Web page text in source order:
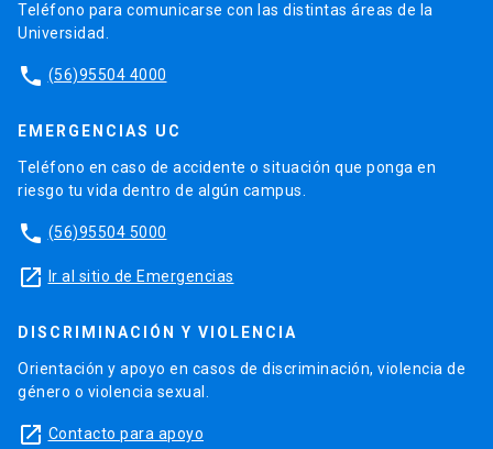
Teléfono para comunicarse con las distintas áreas de la
Universidad.
phone (56)95504 4000
EMERGENCIAS UC
Teléfono en caso de accidente o situación que ponga en
riesgo tu vida dentro de algún campus.
phone (56)95504 5000
launch Ir al sitio de Emergencias
DISCRIMINACIÓN Y VIOLENCIA
Orientación y apoyo en casos de discriminación, violencia de
género o violencia sexual.
launch Contacto para apoyo